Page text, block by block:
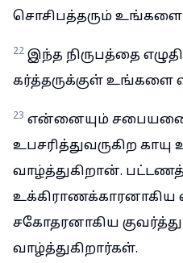
சொசிபத்தரும் உங்களை
22 இந்த நிருபத்தை
கர்த்தருக்குள் உங்களை
23 என்னையும்
உபசரித்துவருகிற
வாழ்த்துகிறான்.
உக்கிராணக்காரனாகிய
சகோதரனாகிய
வாழ்த்துகிறார்கள்.